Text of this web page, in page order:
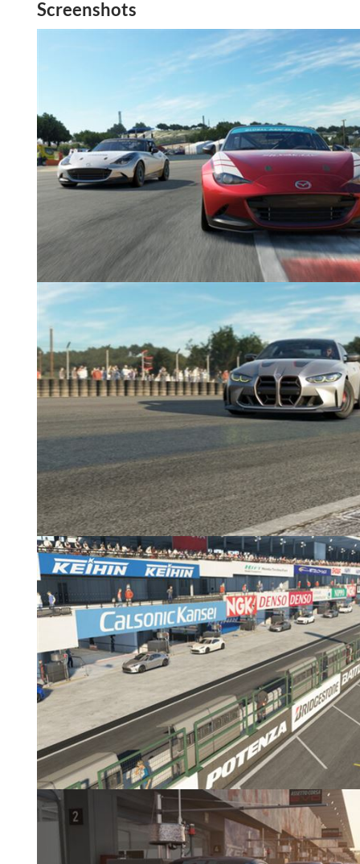
Screenshots